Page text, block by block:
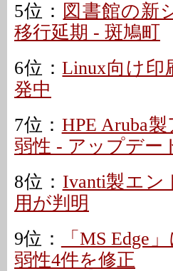
5位： 図書館の新
移行延期 - 斑鳩町
6位：Linux向け印
発中
7位： HPE Aruba
弱性 - アップデー
8位： Ivanti製エ
用が判明
9位：
「MS Edge
弱性4件を修正